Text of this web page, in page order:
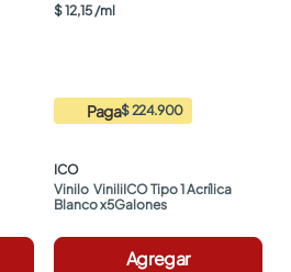
$12,15 /ml
Paga$ 224.900
ICO
Vinilo  ViniliICO Tipo 1 Acrílica
Blanco x5Galones
Agregar